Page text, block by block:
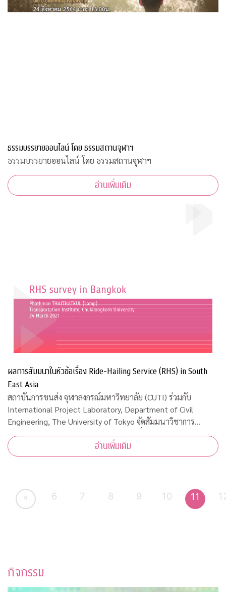
ธรรมบรรยายออนไลน์ โดย ธรรมสถานจุฬาฯ
ธรรมบรรยายออนไลน์ โดย ธรรมสถานจุฬาฯ
อ่านเพิ่มเติม
ผลการสัมมนาในหัวข้อเรื่อง Ride-Hailing Service (RHS) in South
East Asia
สถาบันการขนส่ง จุฬาลงกรณ์มหาวิทยาลัย (CUTI) ร่วมกับ
International Project Laboratory, Department of Civil
Engineering, The University of Tokyo จัดสัมมนาวิชาการ
ออนไลน์และเผยผลการสัมมนาในหัวข้อเรื่อง Ride-Hailing
Service (RHS) in South East Asia เมื่อวันพุธ
อ่านเพิ่มเติม
« 6 7 8 9 10 11
กิจกรรม